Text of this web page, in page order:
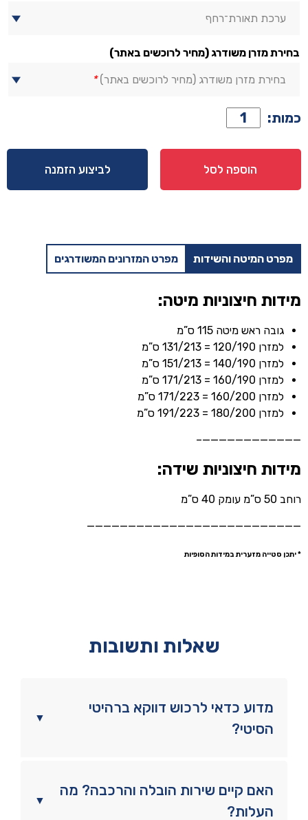
ערכת תאורת־רחף
בחירת מזרן משודרג (מחיר לרוכשים באתר)
בחירת מזרן משודרג (מחיר לרוכשים באתר)*
כמות: כמות
של
מיטה
דגם
ארגז
מצעים
מתנה
הוספה לסל לביצוע הזמנה
מפרט המיטה והשידות מפרט המזרונים המשודרגים
מידות חיצוניות מיטה:
גובה ראש מיטה 115 ס”מ
למזרן 120/190 = 131/213 ס”מ
למזרן 140/190 = 151/213 ס”מ
למזרן 160/190 = 171/213 ס”מ
למזרן 160/200 = 171/223 ס”מ
למזרן 180/200 = 191/223 ס”מ
————————————–
מידות חיצוניות שידה:
רוחב 50 ס”מ עומק 40 ס”מ
——————————————————————————
* יתכן סטייה מזערית במידות הסופיות
שאלות ותשובות
▼
מדוע כדאי לרכוש דווקא ברהיטי
הסיטי?
▼
האם קיים שירות הובלה והרכבה? מה
העלות?